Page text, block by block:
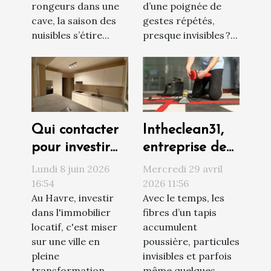
rongeurs dans une
cave, la saison des
nuisibles s’étire...
d’une poignée de
gestes répétés,
presque invisibles ?...
Qui contacter
pour investir
sereinement
au Havre ?
Lundi 8 juin 2026
16:54
Au Havre, investir
dans l'immobilier
locatif, c'est miser
sur une ville en
pleine
Intheclean31,
entreprise de
confiance pour
le nettoyage
de vos tapis à
Toulouse
Mercredi 29 avril
2026 11:56
Avec le temps, les
fibres d’un tapis
accumulent
poussière, particules
invisibles et parfois